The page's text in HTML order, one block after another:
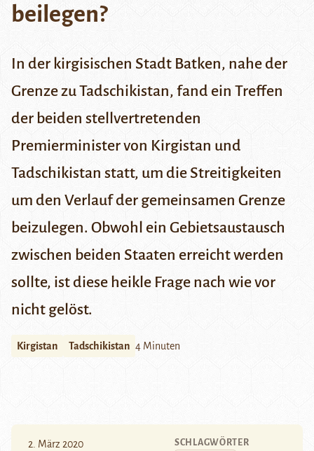
beilegen?
In der kirgisischen Stadt Batken, nahe der
Grenze zu Tadschikistan, fand ein Treffen
der beiden stellvertretenden
Premierminister von Kirgistan und
Tadschikistan statt, um die Streitigkeiten
um den Verlauf der gemeinsamen Grenze
beizulegen. Obwohl ein Gebietsaustausch
zwischen beiden Staaten erreicht werden
sollte, ist diese heikle Frage nach wie vor
nicht gelöst.
Kirgistan Tadschikistan 4 Minuten
2. März 2020 SCHLAGWÖRTER